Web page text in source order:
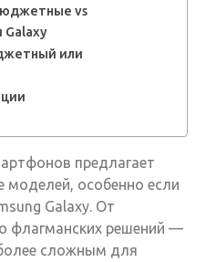
vs
или
предлагает
моделей, особенно если
Galaxy. От
флагманских решений —
сложным для